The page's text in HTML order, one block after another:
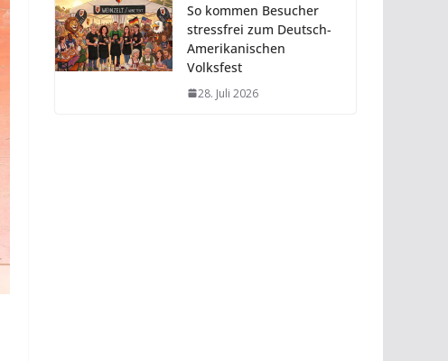
So kommen Besucher
stressfrei zum Deutsch-
Amerikanischen
Volksfest
28. Juli 2026